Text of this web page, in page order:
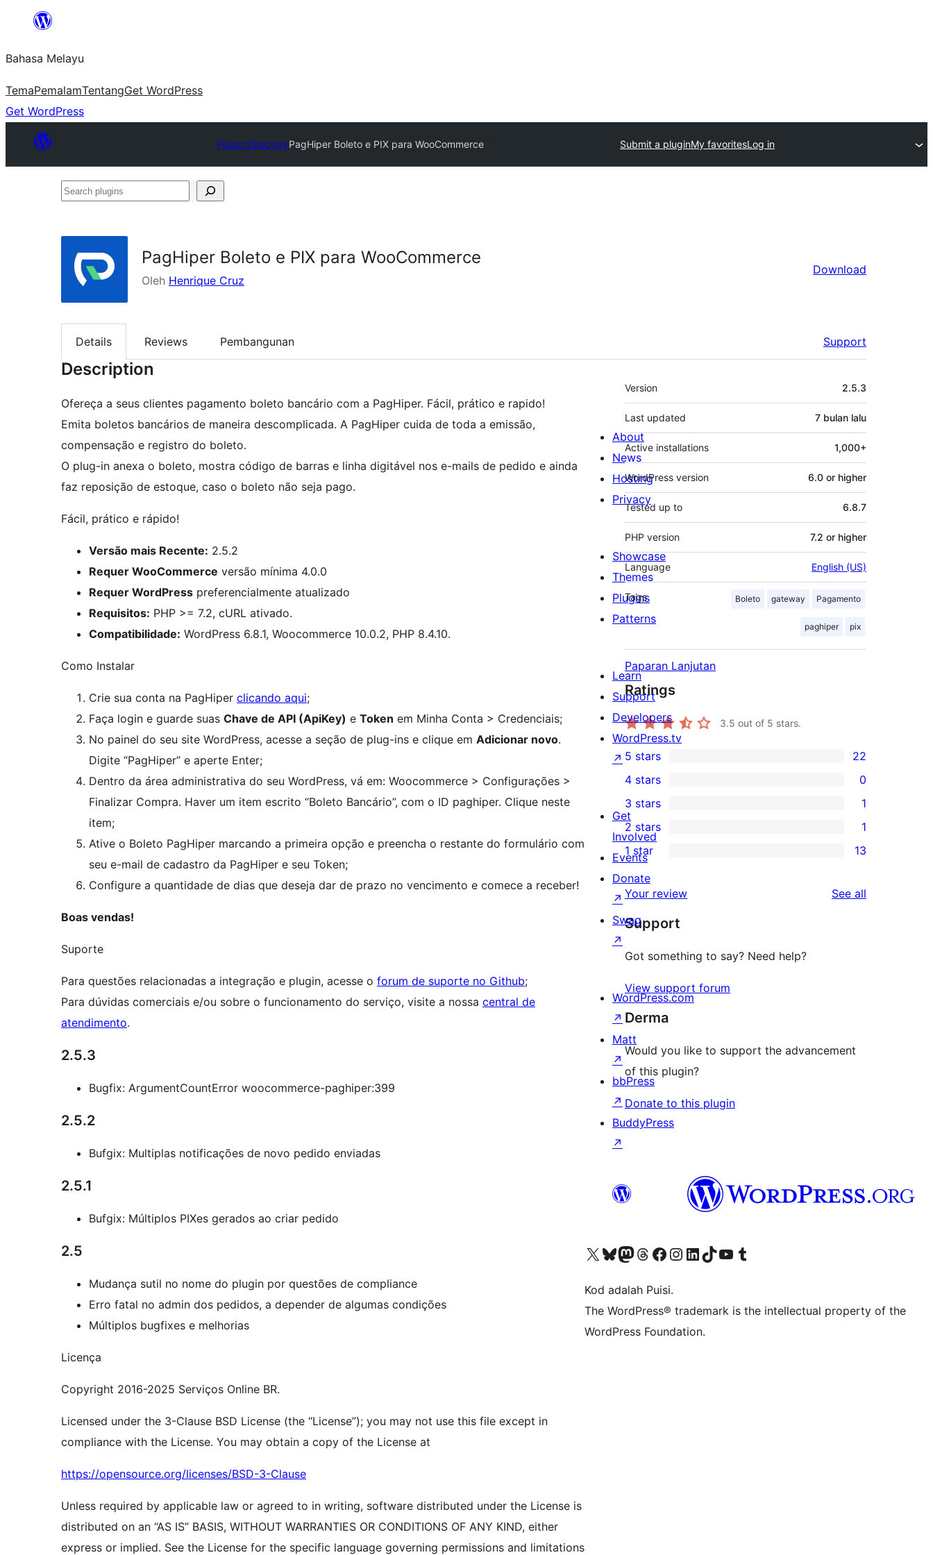
Langkau
kandungan
Bahasa Melayu
TemaPemalamTentangGet WordPress
Get WordPress
Plugin DirectoryPagHiper Boleto e PIX para WooCommerce Submit a pluginMy favoritesLog in
Search
PagHiper Boleto e PIX para WooCommerce
Oleh Henrique Cruz
Download
Details Reviews Pembangunan Support
Description
Ofereça a seus clientes pagamento boleto bancário com a PagHiper. Fácil, prático e rapido!
Emita boletos bancários de maneira descomplicada. A PagHiper cuida de toda a emissão,
compensação e registro do boleto.
O plug-in anexa o boleto, mostra código de barras e linha digitável nos e-mails de pedido e ainda
faz reposição de estoque, caso o boleto não seja pago.
Fácil, prático e rápido!
Versão mais Recente: 2.5.2
Requer WooCommerce versão mínima 4.0.0
Requer WordPress preferencialmente atualizado
Requisitos: PHP >= 7.2, cURL ativado.
Compatibilidade: WordPress 6.8.1, Woocommerce 10.0.2, PHP 8.4.10.
Como Instalar
Crie sua conta na PagHiper clicando aqui;
Faça login e guarde suas Chave de API (ApiKey) e Token em Minha Conta > Credenciais;
No painel do seu site WordPress, acesse a seção de plug-ins e clique em Adicionar novo.
Digite “PagHiper” e aperte Enter;
Dentro da área administrativa do seu WordPress, vá em: Woocommerce > Configurações >
Finalizar Compra. Haver um item escrito “Boleto Bancário”, com o ID paghiper. Clique neste
item;
Ative o Boleto PagHiper marcando a primeira opção e preencha o restante do formulário com
seu e-mail de cadastro da PagHiper e seu Token;
Configure a quantidade de dias que deseja dar de prazo no vencimento e comece a receber!
Boas vendas!
Suporte
Para questões relacionadas a integração e plugin, acesse o forum de suporte no Github;
Para dúvidas comerciais e/ou sobre o funcionamento do serviço, visite a nossa central de
atendimento.
2.5.3
Bugfix: ArgumentCountError woocommerce-paghiper:399
2.5.2
Bufgix: Multiplas notificações de novo pedido enviadas
2.5.1
Bufgix: Múltiplos PIXes gerados ao criar pedido
2.5
Mudança sutil no nome do plugin por questões de compliance
Erro fatal no admin dos pedidos, a depender de algumas condições
Múltiplos bugfixes e melhorias
Licença
Copyright 2016-2025 Serviços Online BR.
Licensed under the 3-Clause BSD License (the “License”); you may not use this file except in
compliance with the License. You may obtain a copy of the License at
https://opensource.org/licenses/BSD-3-Clause
Unless required by applicable law or agreed to in writing, software distributed under the License is
distributed on an “AS IS” BASIS, WITHOUT WARRANTIES OR CONDITIONS OF ANY KIND, either
express or implied. See the License for the specific language governing permissions and limitations
Meta
Version 2.5.3
Last updated 7 bulan lalu
Active installations 1,000+
WordPress version 6.0 or higher
Tested up to 6.8.7
PHP version 7.2 or higher
Language English (US)
Tags Boleto gateway Pagamento
paghiper pix
Paparan Lanjutan
Ratings
3.5 out of 5 stars.
22
5-
star
reviews
5 stars 22
4-
star
reviews
4 stars 0
1
3-
star
review
3 stars 1
1
2-
star
review
2 stars 1
13
1-
star
reviews
1 star 13
Your review See all
Support
Got something to say? Need help?
View support forum
Derma
Would you like to support the advancement
of this plugin?
Donate to this plugin
About
News
Hosting
Privacy
Showcase
Themes
Plugins
Patterns
Learn
Support
Developers
WordPress.tv
↗
Get
Involved
Events
Donate
↗
Swag
↗
WordPress.com
↗
Matt
↗
bbPress
↗
BuddyPress
↗
Visit our X (formerly Twitter) account
Visit our Bluesky account
Visit our Mastodon account
Visit our Threads account
Visit our Facebook page
Visit our Instagram account
Visit our LinkedIn account
Visit our TikTok account
Visit our YouTube channel
Visit our Tumblr account
Kod adalah Puisi.
The WordPress® trademark is the intellectual property of the
WordPress Foundation.